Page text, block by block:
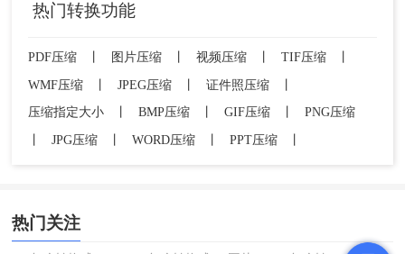
热门转换功能
PDF压缩 图片压缩 视频压缩 TIF压缩
WMF压缩
丨 JPEG压缩 丨 证件照压缩
丨
压缩指定大小
BMP压缩 GIF压缩
PNG压缩
JPG压缩 WORD压缩 PPT压缩
热门关注